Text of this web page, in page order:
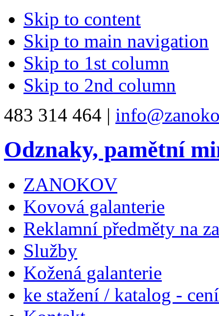
Skip to content
Skip to main navigation
Skip to 1st column
Skip to 2nd column
483 314 464 |
Odznaky, pamětní
ZANOKOV
Kovová galanterie
Reklamní předměty na
Služby
Kožená galanterie
ke stažení / katalog -